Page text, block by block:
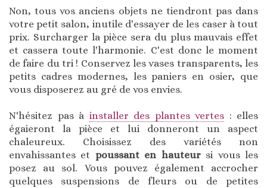
Non, tous vos anciens objets ne tiendront pas dans
votre petit salon, inutile d'essayer de les caser à tout
prix. Surcharger la pièce sera du plus mauvais effet
et cassera toute l'harmonie. C'est donc le moment
de faire du tri ! Conservez les vases transparents, les
petits cadres modernes, les paniers en osier, que
vous disposerez au gré de vos envies.
N'hésitez pas à installer des plantes vertes : elles
égaieront la pièce et lui donneront un aspect
chaleureux. Choisissez des variétés non
envahissantes et poussant en hauteur si vous les
posez au sol. Vous pouvez également accrocher
quelques suspensions de fleurs ou de petites